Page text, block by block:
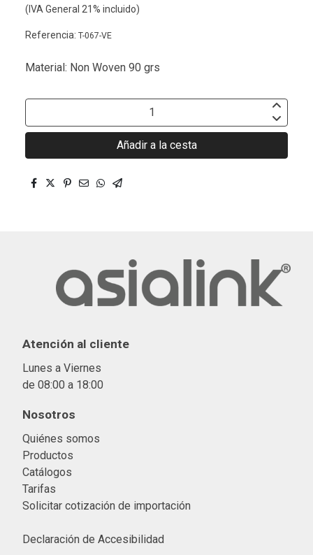
(IVA General 21% incluido)
Referencia: T-067-VE
Material: Non Woven 90 grs
Añadir a la cesta
Atención al cliente
Lunes a Viernes
de 08:00 a 18:00
Nosotros
Quiénes somos
Productos
Catálogos
Tarifas
Solicitar cotización de importación
Declaración de Accesibilidad